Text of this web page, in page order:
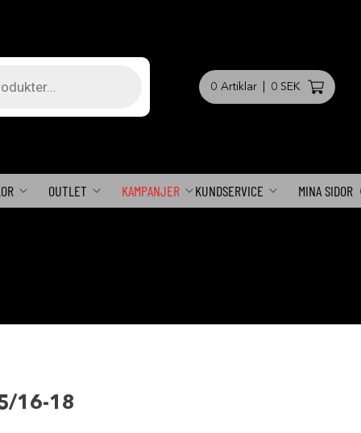
0 Artiklar 0 SEK
OUTLET KAMPANJER KUNDSERVICE MINA SIDOR
16-18